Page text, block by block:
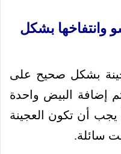
وانتفاخها بشكل
بشكل صحيح على
إضافة البيض واحدة
يجب أن تكون العجينة
سائلة.